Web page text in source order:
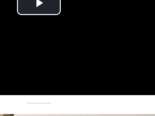
Play
––––––––––